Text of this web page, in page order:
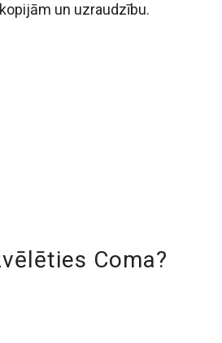
un uzraudzību.
Coma?